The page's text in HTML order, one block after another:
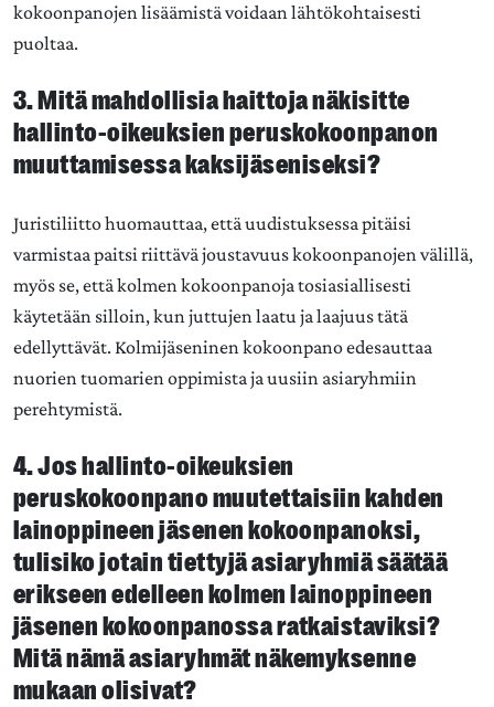
kokoonpanojen lisäämistä voidaan lähtökohtaisesti
puoltaa.
3. Mitä mahdollisia haittoja näkisitte
hallinto-oikeuksien peruskokoonpanon
muuttamisessa kaksijäseniseksi?
Juristiliitto huomauttaa, että uudistuksessa pitäisi
varmistaa paitsi riittävä joustavuus kokoonpanojen välillä,
myös se, että kolmen kokoonpanoja tosiasiallisesti
käytetään silloin, kun juttujen laatu ja laajuus tätä
edellyttävät. Kolmijäseninen kokoonpano edesauttaa
nuorien tuomarien oppimista ja uusiin asiaryhmiin
perehtymistä.
4. Jos hallinto-oikeuksien
peruskokoonpano muutettaisiin kahden
lainoppineen jäsenen kokoonpanoksi,
tulisiko jotain tiettyjä asiaryhmiä säätää
erikseen edelleen kolmen lainoppineen
jäsenen kokoonpanossa ratkaistaviksi?
Mitä nämä asiaryhmät näkemyksenne
mukaan olisivat?